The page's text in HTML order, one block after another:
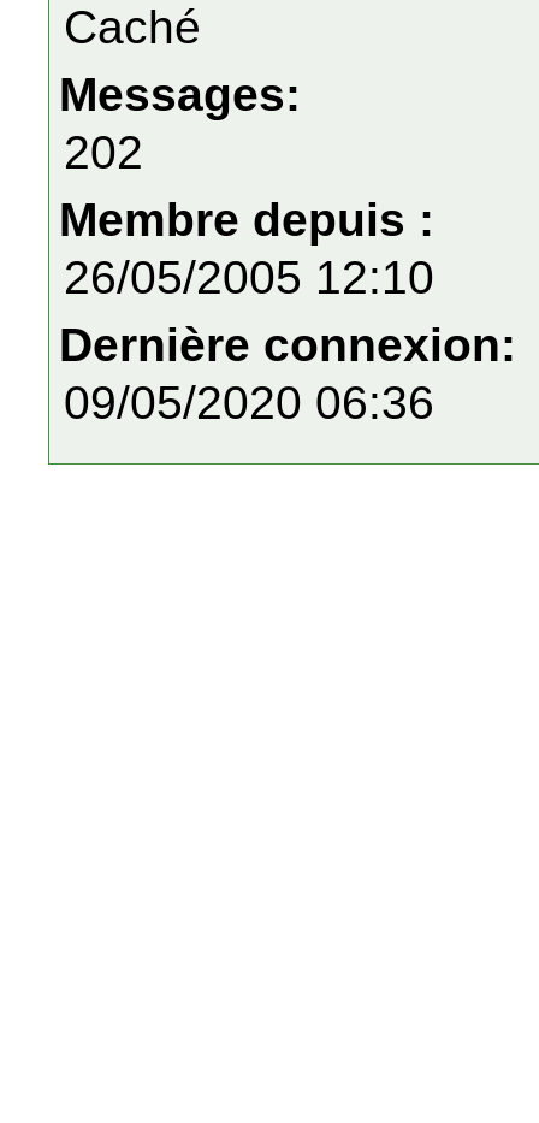
Caché
Messages:
202
Membre depuis :
26/05/2005 12:10
Dernière connexion:
09/05/2020 06:36